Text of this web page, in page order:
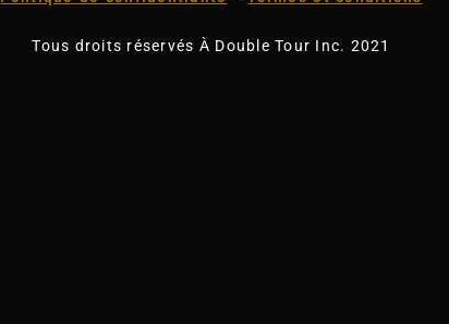
Tous droits réservés À Double Tour Inc. 2021